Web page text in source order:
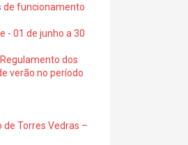
de funcionamento
- 01 de junho a 30
dos
verão no período
de Torres Vedras –